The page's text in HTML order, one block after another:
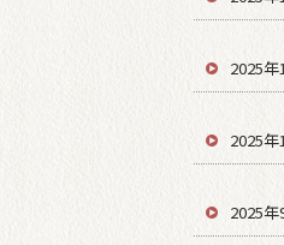
2025年
2025年
2025年